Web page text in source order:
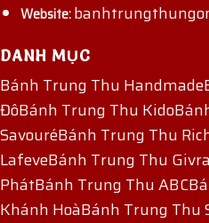
Website:
DANH MỤC
Bánh Trung Thu Handmade
ĐôBánh Trung Thu Kido
SavouréBánh Trung Thu
LafeveBánh Trung Thu
PhátBánh Trung Thu ABC
Khánh HoàBánh Trung Thu